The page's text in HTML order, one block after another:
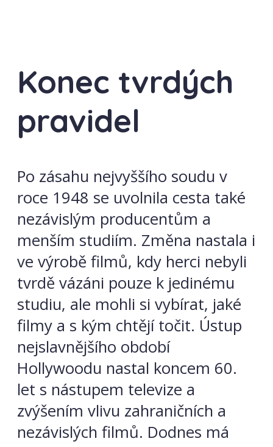
Konec tvrdých
pravidel
Po zásahu nejvyššího soudu v
roce 1948 se uvolnila cesta také
nezávislým producentům a
menším studiím. Změna nastala i
ve výrobě filmů, kdy herci nebyli
tvrdě vázáni pouze k jedinému
studiu, ale mohli si vybírat, jaké
filmy a s kým chtějí točit. Ústup
nejslavnějšího období
Hollywoodu nastal koncem 60.
let s nástupem televize a
zvýšením vlivu zahraničních a
nezávislých filmů. Dodnes má